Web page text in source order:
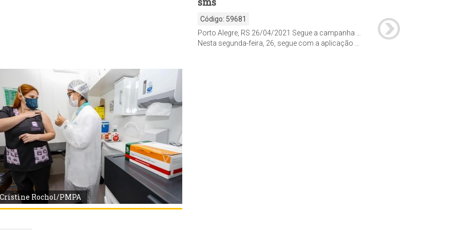
Código: 59681
Porto Alegre, RS 26/04/2021 Segue a campanha de imunização contra Covid-19 nas farmácias parceiras da prefeitura.
Nesta segunda-feira, 26, segue com a aplicação de segunda dose para profissionais de saúde vacinados em farmácias há pelo menos 21 dias e a administração de vacinas para estagiários em serviços de saúde de cursos universitários da área da saúde cujos nomes constam em listas enviadas à Diretoria de Vigilância em Saúde pelas universidades.
Rochol/PMPA